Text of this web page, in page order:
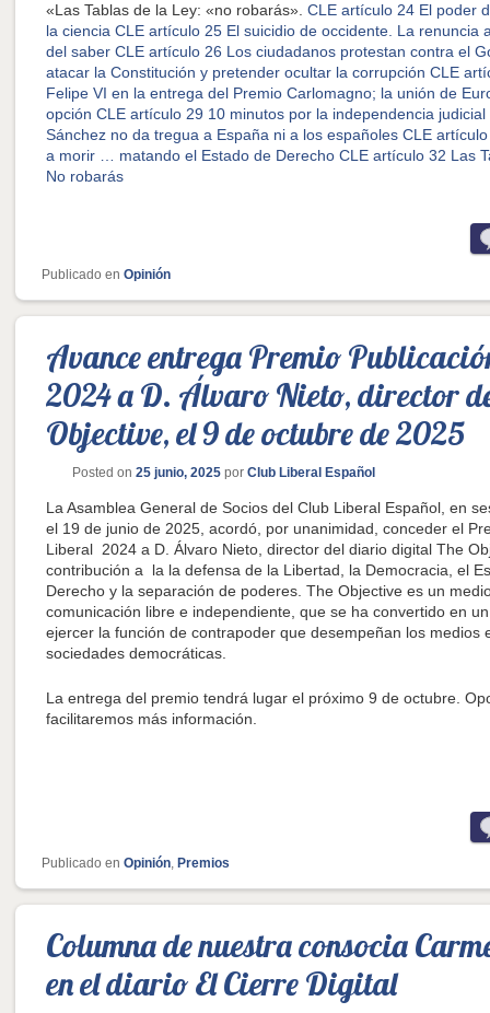
«Las Tablas de la Ley: «no robarás». CLE artículo 24 El poder
la ciencia CLE artículo 25 El suicidio de occidente. La renuncia
del saber CLE artículo 26 Los ciudadanos protestan contra el
atacar la Constitución y pretender ocultar la corrupción CLE
Felipe VI en la entrega del Premio Carlomagno; la unión de
opción CLE artículo 29 10 minutos por la independencia judicial
Sánchez no da tregua a España ni a los españoles CLE
a morir … matando el Estado de Derecho CLE artículo 32 Las
No robarás
Publicado en Opinión
Avance entrega Premio
2024 a D. Álvaro Nieto, director
Objective, el 9 de octubre de 2025
Posted on 25 junio, 2025 por Club Liberal Español
La Asamblea General de Socios del Club Liberal Español, en
el 19 de junio de 2025, acordó, por unanimidad, conceder el
Liberal 2024 a D. Álvaro Nieto, director del diario digital The
contribución a la la defensa de la Libertad, la Democracia, el
Derecho y la separación de poderes. The Objective es un
comunicación libre e independiente, que se ha convertido en
ejercer la función de contrapoder que desempeñan los medios
sociedades democráticas.
La entrega del premio tendrá lugar el próximo 9 de octubre.
facilitaremos más información.
Publicado en Opinión, Premios
Columna de nuestra consocia
en el diario El Cierre Digital